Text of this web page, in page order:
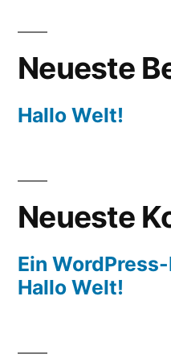
Neueste
Hallo Welt!
Neueste
Ein
Hallo Welt!